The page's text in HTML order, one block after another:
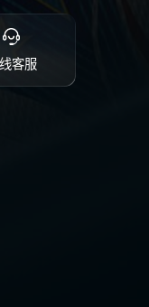
客服